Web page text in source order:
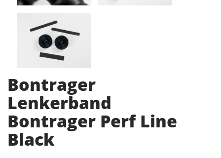
Bontrager
Lenkerband
Bontrager Perf Line
Black